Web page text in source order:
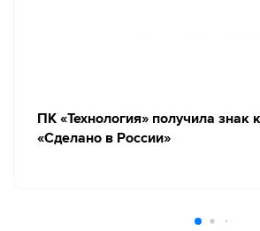
ПК «Технология» получила знак
«Сделано в России»